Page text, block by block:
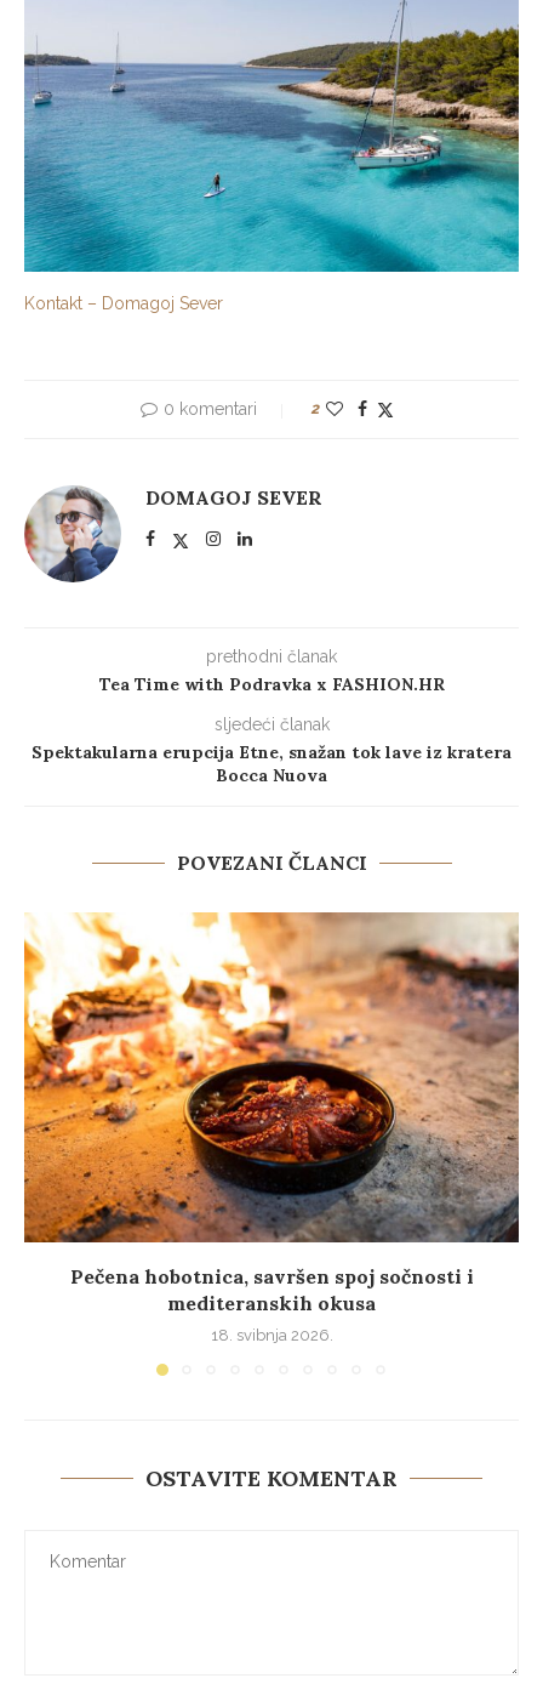
Kontakt – Domagoj Sever
0 komentari 2
DOMAGOJ SEVER
prethodni članak
Tea Time with Podravka x FASHION.HR
sljedeći članak
Spektakularna erupcija Etne, snažan tok lave iz kratera
Bocca Nuova
POVEZANI ČLANCI
Pečena hobotnica, savršen spoj sočnosti i
mediteranskih okusa
18. svibnja 2026.
OSTAVITE KOMENTAR